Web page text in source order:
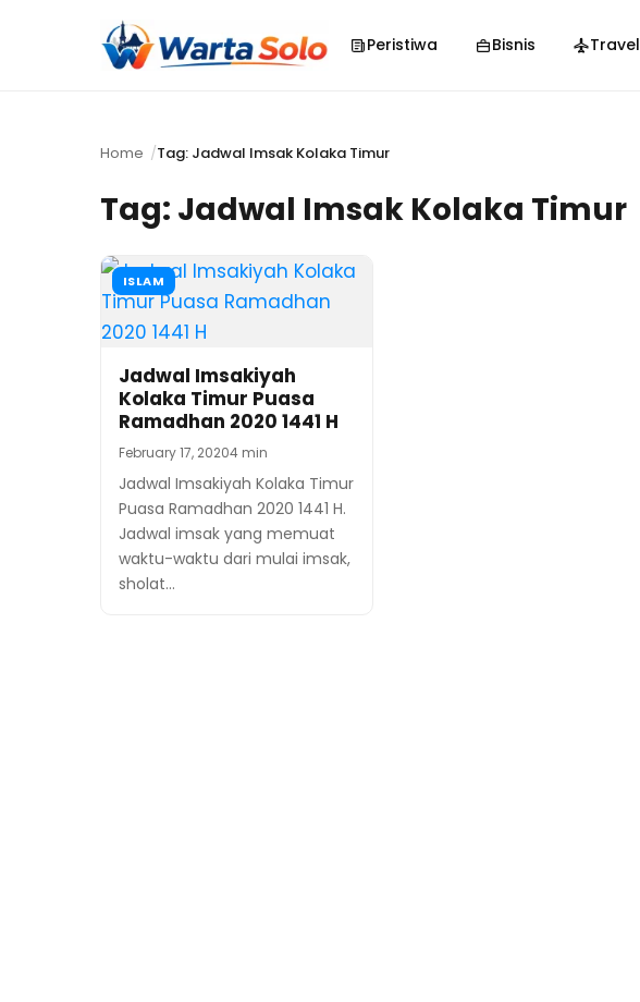
Peristiwa Bisnis Travel
Home Tag: Jadwal Imsak Kolaka Timur
Tag: Jadwal Imsak Kolaka Timur
ISLAM
Jadwal Imsakiyah
Kolaka Timur Puasa
Ramadhan 2020 1441 H
February 17, 20204 min
Jadwal Imsakiyah Kolaka Timur
Puasa Ramadhan 2020 1441 H.
Jadwal imsak yang memuat
waktu-waktu dari mulai imsak,
sholat…